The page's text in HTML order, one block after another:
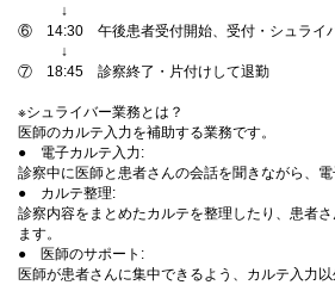
↓
⑥ 14:30 午後患者受付開始、受付・シュライ
↓
⑦ 18:45 診察終了・片付けして退勤
※シュライバー業務とは？
医師のカルテ入力を補助する業務です。
● 電子カルテ入力:
診察中に医師と患者さんの会話を聞きながら、電
● カルテ整理:
診察内容をまとめたカルテを整理したり、患者
ます。
● 医師のサポート:
医師が患者さんに集中できるよう、カルテ入力